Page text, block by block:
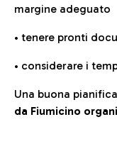
margine adeguato
• tenere pronti
• considerare i
Una buona
da Fiumicino